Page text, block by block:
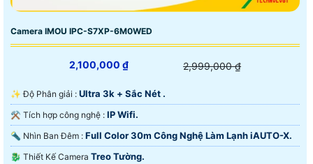
Camera IMOU IPC-S7XP-6M0WED
2,100,000 ₫ 2,999,000 ₫
✨ Độ Phân giải : Ultra 3k + Sắc Nét .
⚒ Tích hợp công nghệ : IP Wifi.
🔦 Nhìn Ban Đêm : Full Color 30m Công Nghệ Làm Lạnh iAUTO-X.
🐉️ Thiết Kế Camera Treo Tường.